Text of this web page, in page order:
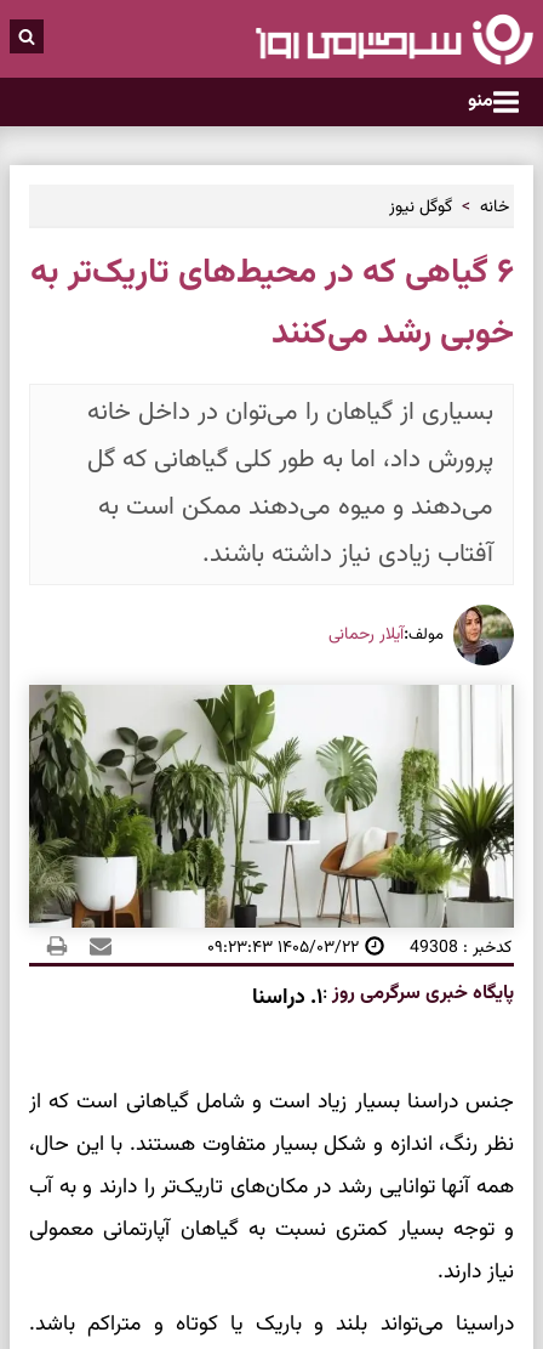
منو
خانه گوگل نیوز
۶ گیاهی که در محیط‌های تاریک‌تر به
خوبی رشد می‌کنند
بسیاری از گیاهان را می‌توان در داخل خانه
پرورش داد، اما به طور کلی گیاهانی که گل
می‌دهند و میوه می‌دهند ممکن است به
آفتاب زیادی نیاز داشته باشند.
مولف:آیلار رحمانی
کدخبر : 49308 ۱۴۰۵/۰۳/۲۲ ۰۹:۲۳:۴۳
پایگاه خبری سرگرمی روز:۱. دراسنا
جنس دراسنا بسیار زیاد است و شامل گیاهانی است که از
نظر رنگ، اندازه و شکل بسیار متفاوت هستند. با این حال،
همه آنها توانایی رشد در مکان‌های تاریک‌تر را دارند و به آب
و توجه بسیار کمتری نسبت به گیاهان آپارتمانی معمولی
نیاز دارند.
دراسینا می‌تواند بلند و باریک یا کوتاه و متراکم باشد.